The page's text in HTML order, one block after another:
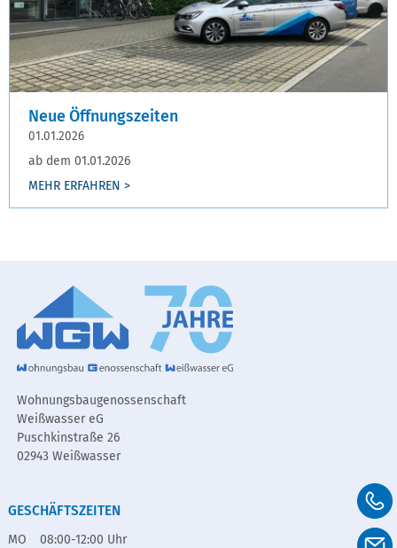
Neue Öffnungszeiten
01.01.2026
ab dem 01.01.2026
MEHR ERFAHREN >
Wohnungsbaugenossenschaft
Weißwasser eG
Puschkinstraße 26
02943 Weißwasser
GESCHÄFTSZEITEN
MO 08:00-12:00 Uhr